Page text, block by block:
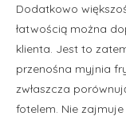
Dodatkowo
łatwością można
klienta. Jest to
przenośna myjnia
zwłaszcza
fotelem. Nie